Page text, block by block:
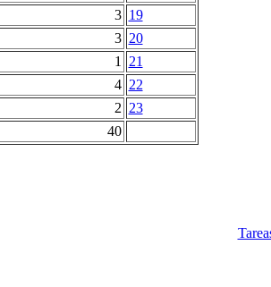
3 19
3 20
1
21
4 22
2 23
40